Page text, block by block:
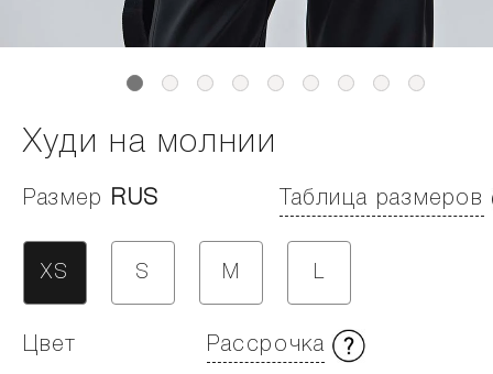
Худи на молнии
Размер RUS Таблица размеров
XS S M
Цвет Рассрочка